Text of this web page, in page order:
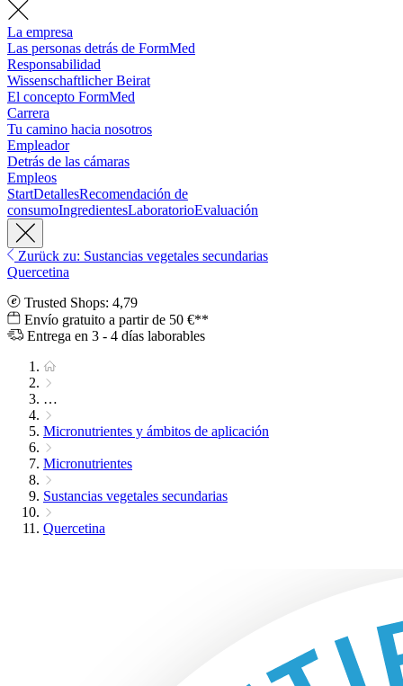
La empresa
Las personas detrás de FormMed
Responsabilidad
Wissenschaftlicher Beirat
El concepto FormMed
Carrera
Tu camino hacia nosotros
Empleador
Detrás de las cámaras
Empleos
StartDetallesRecomendación de
consumoIngredientesLaboratorioEvaluación
Zurück zu: Sustancias vegetales secundarias
Quercetina
Trusted Shops: 4,79
Envío gratuito a partir de 50 €**
Entrega en 3 - 4 días laborables
…
Micronutrientes y ámbitos de aplicación
Micronutrientes
Sustancias vegetales secundarias
Quercetina